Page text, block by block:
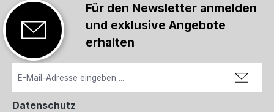
Für den Newsletter anmelden
und exklusive Angebote
erhalten
Datenschutz